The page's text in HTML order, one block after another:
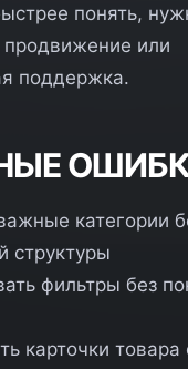
понять,
продвижение или
поддержка.
категории
структуры
фильтры без
карточки товара